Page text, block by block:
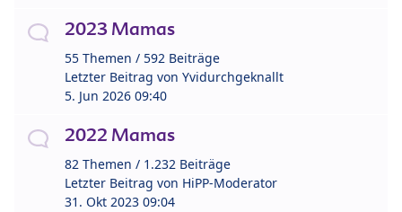
2023 Mamas
55 Themen / 592 Beiträge
Letzter Beitrag von Yvidurchgeknallt
5. Jun 2026 09:40
2022 Mamas
82 Themen / 1.232 Beiträge
Letzter Beitrag von HiPP-Moderator
31. Okt 2023 09:04